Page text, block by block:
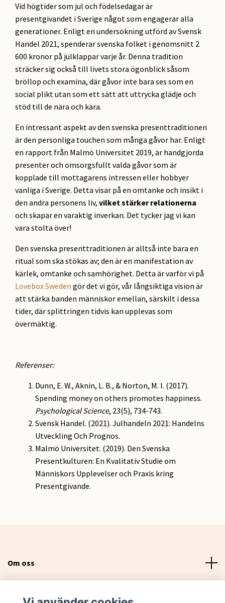
Vid högtider som jul och födelsedagar är
presentgivandet i Sverige något som engagerar alla
generationer. Enligt en undersökning utförd av Svensk
Handel 2021, spenderar svenska folket i genomsnitt 2
600 kronor på julklappar varje år. Denna tradition
sträcker sig också till livets stora ögonblick såsom
bröllop och examina, där gåvor inte bara ses som en
social plikt utan som ett sätt att uttrycka glädje och
stöd till de nära och kära.
En intressant aspekt av den svenska presenttraditionen
är den personliga touchen som många gåvor har. Enligt
en rapport från Malmö Universitet 2019, är handgjorda
presenter och omsorgsfullt valda gåvor som är
kopplade till mottagarens intressen eller hobbyer
vanliga i Sverige. Detta visar på en omtanke och insikt i
den andra personens liv, vilket stärker relationerna
och skapar en varaktig inverkan. Det tycker jag vi kan
vara stolta över!
Den svenska presenttraditionen är alltså inte bara en
ritual som ska stökas av; den är en manifestation av
kärlek, omtanke och samhörighet. Detta är varför vi på
Lovebox Sweden gör det vi gör, vår långsiktiga vision är
att stärka banden människor emellan, särskilt i dessa
tider, där splittringen tidvis kan upplevas som
övermäktig.
Referenser:
Dunn, E. W., Aknin, L. B., & Norton, M. I. (2017).
Spending money on others promotes happiness.
Psychological Science, 23(5), 734-743.
Svensk Handel. (2021). Julhandeln 2021: Handelns
Utveckling Och Prognos.
Malmö Universitet. (2019). Den Svenska
Presentkulturen: En Kvalitativ Studie om
Människors Upplevelser och Praxis kring
Presentgivande.
Om oss